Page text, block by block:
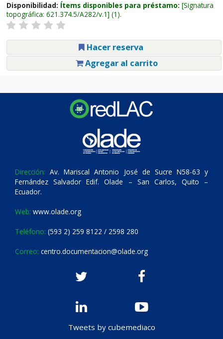
Disponibilidad: Ítems disponibles para préstamo: Signatura
topográfica: 621.374.5/A282/v.1 (1).
Hacer reserva
Agregar al carrito
Dirección: Av. Mariscal Antonio José de Sucre N58-63 y
Fernández Salvador Edif. Olade – San Carlos, Quito –
Ecuador.
Web: www.olade.org
Teléfono: (593 2) 259 8122 / 2598 280
Correo: centro.documentacion@olade.org
Tweets by cubemediaco